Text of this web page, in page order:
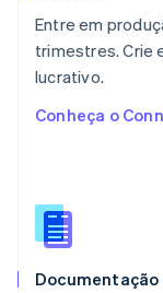
Entre em
trimestres. Crie
lucrativo.
Conheça o
Documentação
Nova
English
Países Baixos
Polônia
RAE de Hong
English
Reino Unido
English